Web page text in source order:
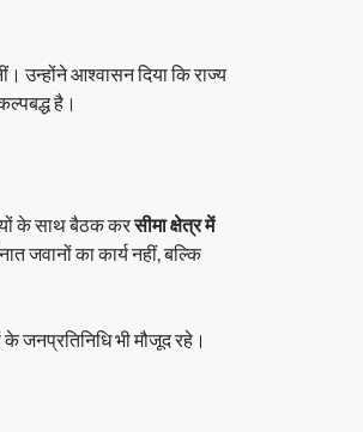
उन्होंने आश्वासन दिया कि राज्य
है।
के साथ बैठक करसीमा क्षेत्र में
जवानों का कार्य नहीं, बल्कि
के जनप्रतिनिधि भी मौजूद रहे।